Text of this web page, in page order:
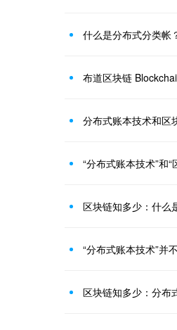
什么是分布式分类帐
布道区块链
分布式账本技术和区
“分布式账本技术”和
区块链知多少：什么
“分布式账本技术”并
区块链知多少：分布